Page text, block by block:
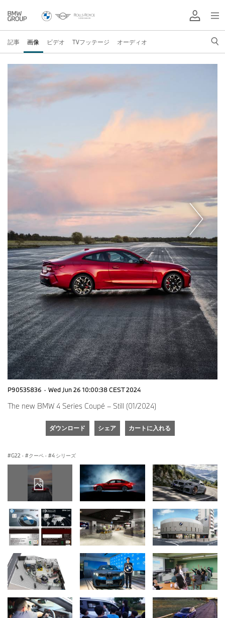
記事 画像 ビデオ TVフッテージ オーディオ
P90535836 · Wed Jun 26 10:00:38 CEST 2024
The new BMW 4 Series Coupé – Still (01/2024)
ダウンロード シェア カートに入れる
G22 · クーペ · 4 シリーズ